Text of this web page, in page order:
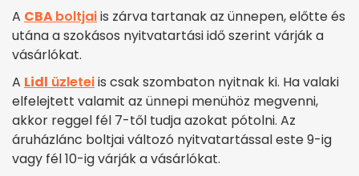
A CBAboltjaiis zárva tartanak az ünnepen, előtte és
utána a szokásos nyitvatartási idő szerint várják a
vásárlókat.
A Lidl üzleteiis csak szombaton nyitnak ki. Ha valaki
elfelejtett valamit az ünnepi menühöz megvenni,
akkor reggel fél 7-től tudja azokat pótolni. Az
áruházlánc boltjai változó nyitvatartással este 9-ig
vagy fél 10-ig várják a vásárlókat.